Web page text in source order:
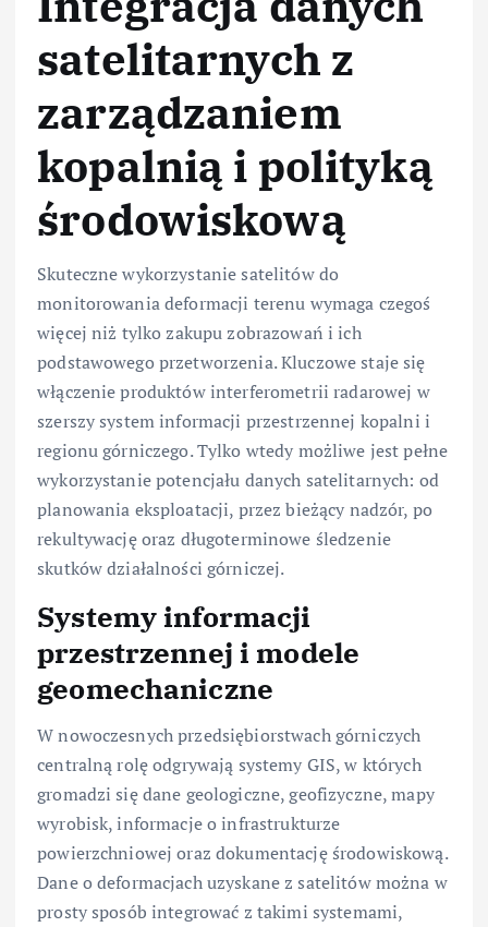
satelitarnych z
zarządzaniem
kopalnią i polityką
środowiskową
Skuteczne wykorzystanie satelitów do
monitorowania deformacji terenu wymaga czegoś
więcej niż tylko zakupu zobrazowań i ich
podstawowego przetworzenia. Kluczowe staje się
włączenie produktów interferometrii radarowej w
szerszy system informacji przestrzennej kopalni i
regionu górniczego. Tylko wtedy możliwe jest pełne
wykorzystanie potencjału danych satelitarnych: od
planowania eksploatacji, przez bieżący nadzór, po
rekultywację oraz długoterminowe śledzenie
skutków działalności górniczej.
Systemy informacji
przestrzennej i modele
geomechaniczne
W nowoczesnych przedsiębiorstwach górniczych
centralną rolę odgrywają systemy GIS, w których
gromadzi się dane geologiczne, geofizyczne, mapy
wyrobisk, informacje o infrastrukturze
powierzchniowej oraz dokumentację środowiskową.
Dane o deformacjach uzyskane z satelitów można w
prosty sposób integrować z takimi systemami,